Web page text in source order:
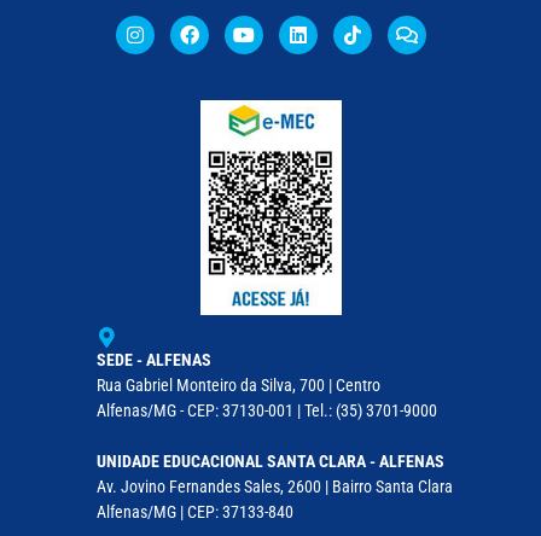
SEDE - ALFENAS
Rua Gabriel Monteiro da Silva, 700 | Centro
Alfenas/MG - CEP: 37130-001 | Tel.: (35) 3701-9000
UNIDADE EDUCACIONAL SANTA CLARA - ALFENAS
Av. Jovino Fernandes Sales, 2600 | Bairro Santa Clara
Alfenas/MG | CEP: 37133-840